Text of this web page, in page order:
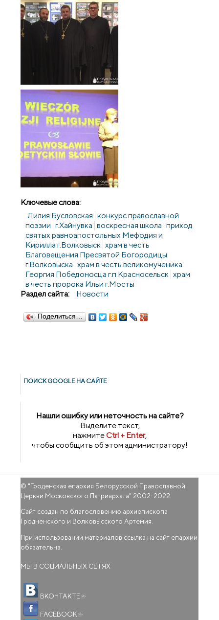
Ключевые слова:
Лилия Бусловская конкурс православной
поэзии г.Хайнувка воскресная школа приход
святых равноапостольных Мефодия и
Кирилла г.Волковыск храм в честь
Благовещения Пресвятой Богородицы
г.Волковыска храм в честь великомученика
Георгия Победоносца г.п.Красносельск храм
в честь пророка Ильи г.Мосты
Раздел сайта:
Новости
Поделиться…
ПОИСК GOОGLE НА САЙТЕ
Нашли ошибку или неточность на сайте?
Выделите текст,
нажмитеCtrl + Enter,
чтобы сообщить об этом администратору!
© "Гроденская епархия Белорусской Православной
Церкви Московского Патриархата" 2002-2022
Сайт создан по благословению архиепископа
Гродненского и Волковысского Артемия.
При использовании материалов ссылка на сайт епархии
обязательна.
МЫ В СОЦИАЛЬНЫХ СЕТЯХ
ВКОНТАКТЕ
FACEBOOK